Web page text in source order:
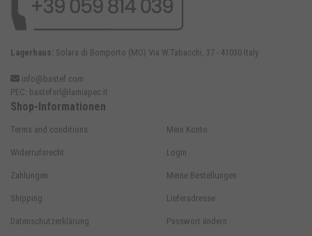
Lagerhaus: Solara di Bomporto (MO) Via W.Tabacchi, 37 - 41030 Italy
info@bastef.com
PEC: bastefsrl@lamiapec.it
Shop-Informationen
Terms and conditions
Widerrufsrecht
Zahlungen
Shipping
Datenschutzerklärung
Mein Konto
Login
Meine Bestellungen
Lieferadresse
Passwort ändern